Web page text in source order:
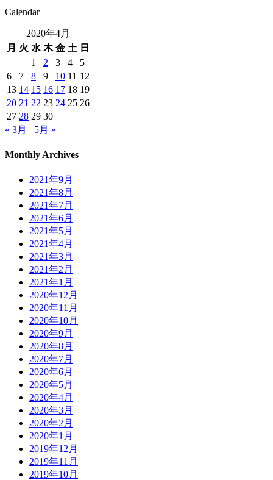
Calendar
2020年4月
月 火 水 木 金 土 日
1
2 3 4
5
6
7 8 9 10 11 12
13 14 15 16 17 18 19
20 21 22 23 24 25 26
27 28 29 30
« 3月
5月 »
Monthly Archives
2021年9月
2021年8月
2021年7月
2021年6月
2021年5月
2021年4月
2021年3月
2021年2月
2021年1月
2020年12月
2020年11月
2020年10月
2020年9月
2020年8月
2020年7月
2020年6月
2020年5月
2020年4月
2020年3月
2020年2月
2020年1月
2019年12月
2019年11月
2019年10月